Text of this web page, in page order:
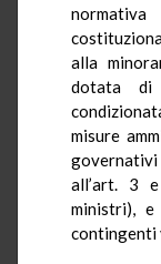
alla
dotata di
misure
all’art. 3
ministri),
contingenti